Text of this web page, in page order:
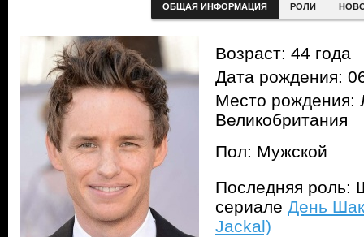
ОБЩАЯ ИНФОРМАЦИЯ РОЛИ
Возраст: 44 года
Дата рождения:
Место рождения:
Великобритания
Пол: Мужской
Последняя роль:
сериале День
Jackal)